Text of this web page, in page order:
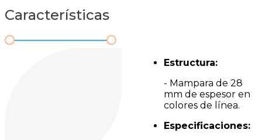
Características
Estructura:
- Mampara de 28
mm de espesor en
colores de línea.
Especificaciones: